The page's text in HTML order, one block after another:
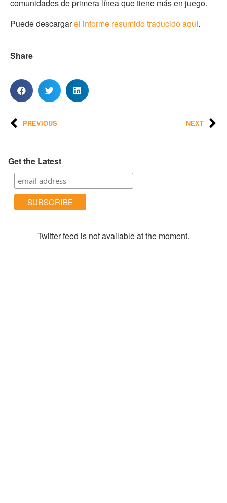
comunidades de primera línea que tiene más en juego.
Puede descargarel informe resumido traducido aquí.
Share
PREVIOUS NEXT
Get the Latest
Twitter feed is not available at the moment.